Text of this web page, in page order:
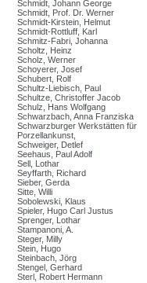
Schmidt, Johann George
Schmidt, Prof. Dr. Werner
Schmidt-Kirstein, Helmut
Schmidt-Rottluff, Karl
Schmitz-Fabri, Johanna
Scholtz, Heinz
Scholz, Werner
Schoyerer, Josef
Schubert, Rolf
Schultz-Liebisch, Paul
Schultze, Christoffer Jacob
Schulz, Hans Wolfgang
Schwarzbach, Anna Franziska
Schwarzburger Werkstätten für
Porzellankunst,
Schweiger, Detlef
Seehaus, Paul Adolf
Sell, Lothar
Seyffarth, Richard
Sieber, Gerda
Sitte, Willi
Sobolewski, Klaus
Spieler, Hugo Carl Justus
Sprenger, Lothar
Stampanoni, A.
Steger, Milly
Stein, Hugo
Steinbach, Jörg
Stengel, Gerhard
Sterl, Robert Hermann